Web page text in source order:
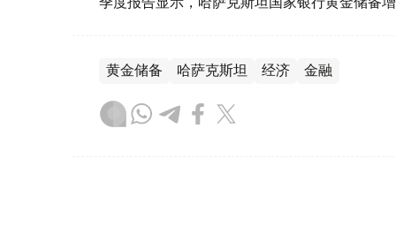
黄金储备 哈萨克斯坦 经济 金融